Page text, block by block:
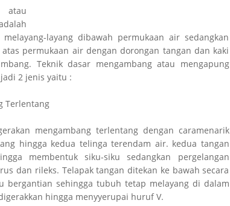
atau
layang dibawah permukaan air sedangkan
permukaan air dengan dorongan tangan dan kaki
Teknik dasar mengambang atau mengapung
2 jenis yaitu :
Terlentang
mengambang terlentang dengan caramenarik
hingga kedua telinga terendam air. kedua tangan
membentuk siku-siku sedangkan pergelangan
dan rileks. Telapak tangan ditekan ke bawah secara
bergantian sehingga tubuh tetap melayang di dalam
hingga menyyerupai huruf V.